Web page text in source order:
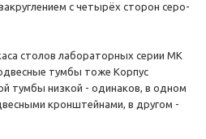
с четырёх сторон серо-
столов лабораторных серии МК
тумбы тоже Корпус
тумбы низкой - одинаков, в одном
кронштейнами, в другом -